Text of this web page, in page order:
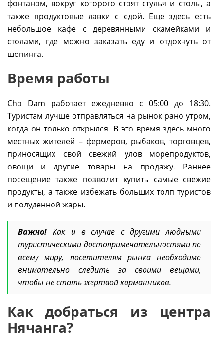
фонтаном, вокруг которого стоят стулья и столы, а
также продуктовые лавки с едой. Еще здесь есть
небольшое кафе с деревянными скамейками и
столами, где можно заказать еду и отдохнуть от
шопинга.
Время работы
Cho Dam работает ежедневно с 05:00 до 18:30.
Туристам лучше отправляться на рынок рано утром,
когда он только открылся. В это время здесь много
местных жителей – фермеров, рыбаков, торговцев,
приносящих свой свежий улов морепродуктов,
овощи и другие товары на продажу. Раннее
посещение также позволит купить самые свежие
продукты, а также избежать больших толп туристов
и полуденной жары.
Важно! Как и в случае с другими людными
туристическими достопримечательностями по
всему миру, посетителям рынка необходимо
внимательно следить за своими вещами,
чтобы не стать жертвой карманников.
Как добраться из центра
Нячанга?